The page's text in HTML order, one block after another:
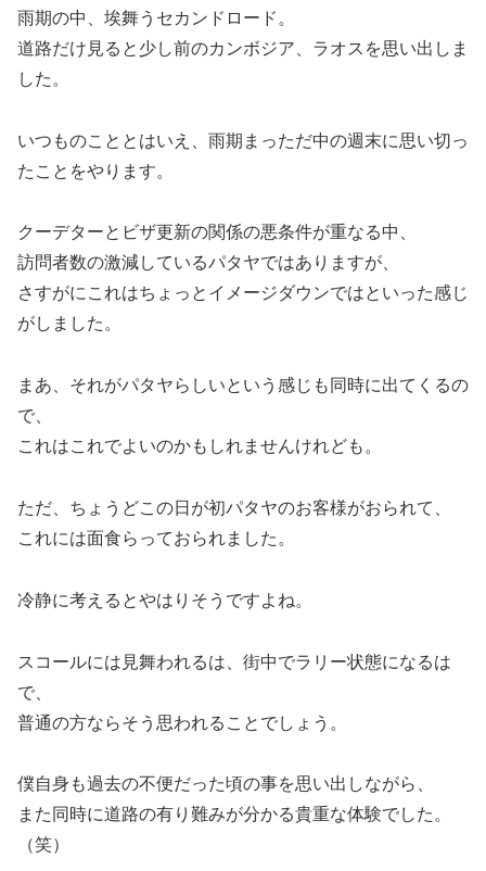
雨期の中、埃舞うセカンドロード。
道路だけ見ると少し前のカンボジア、ラオスを思い出しま
した。
いつものこととはいえ、雨期まっただ中の週末に思い切っ
たことをやります。
クーデターとビザ更新の関係の悪条件が重なる中、
訪問者数の激減しているパタヤではありますが、
さすがにこれはちょっとイメージダウンではといった感じ
がしました。
まあ、それがパタヤらしいという感じも同時に出てくるの
で、
これはこれでよいのかもしれませんけれども。
ただ、ちょうどこの日が初パタヤのお客様がおられて、
これには面食らっておられました。
冷静に考えるとやはりそうですよね。
スコールには見舞われるは、街中でラリー状態になるは
で、
普通の方ならそう思われることでしょう。
僕自身も過去の不便だった頃の事を思い出しながら、
また同時に道路の有り難みが分かる貴重な体験でした。
（笑）